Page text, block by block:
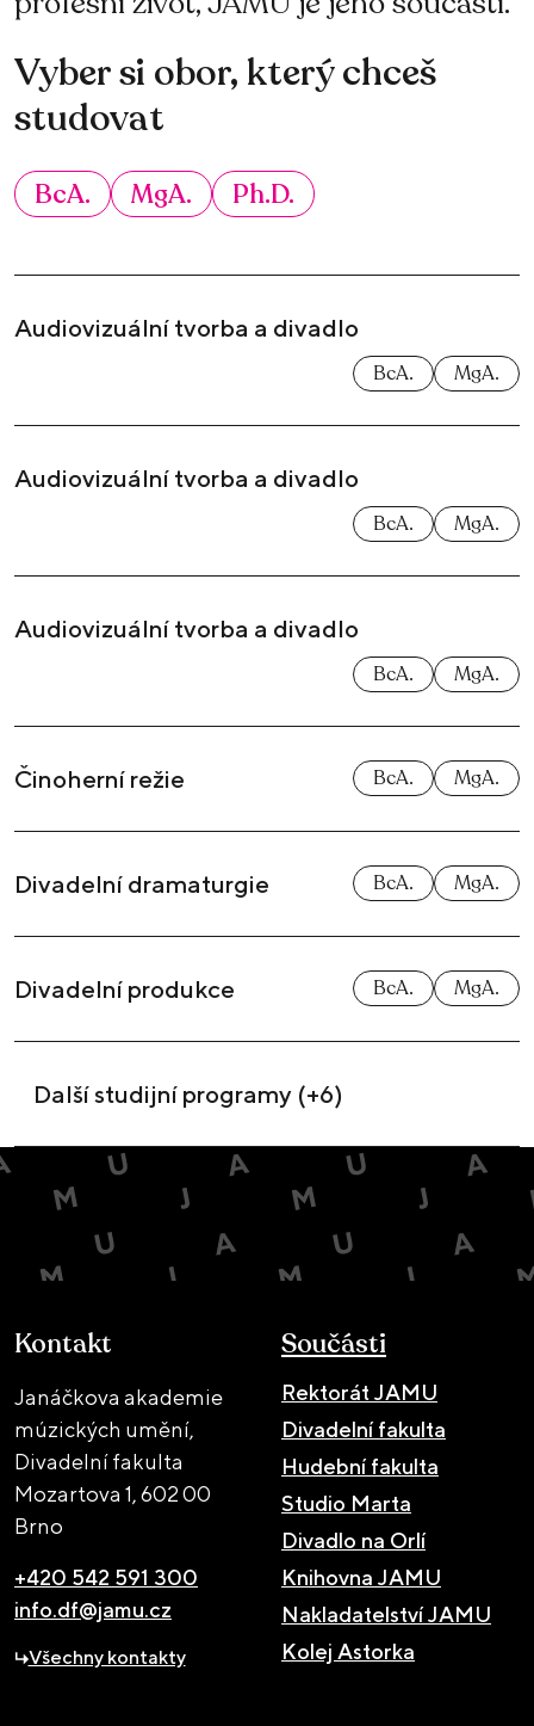
Vyber si obor, který chceš
studovat
BcA. MgA. Ph.D.
Audiovizuální tvorba a divadlo
BcA. MgA.
Audiovizuální tvorba a divadlo
BcA. MgA.
Audiovizuální tvorba a divadlo
BcA. MgA.
Činoherní režie BcA. MgA.
Divadelní dramaturgie BcA. MgA.
Divadelní produkce BcA. MgA.
Další studijní programy (+6)
Kontakt
Janáčkova akademie
múzických umění,
Divadelní fakulta
Mozartova 1,602 00
Brno
+420 542 591 300
info.df@jamu.cz
Všechny kontakty
Součásti
Rektorát JAMU
Divadelní fakulta
Hudební fakulta
Studio Marta
Divadlo na Orlí
Knihovna JAMU
Nakladatelství JAMU
Kolej Astorka